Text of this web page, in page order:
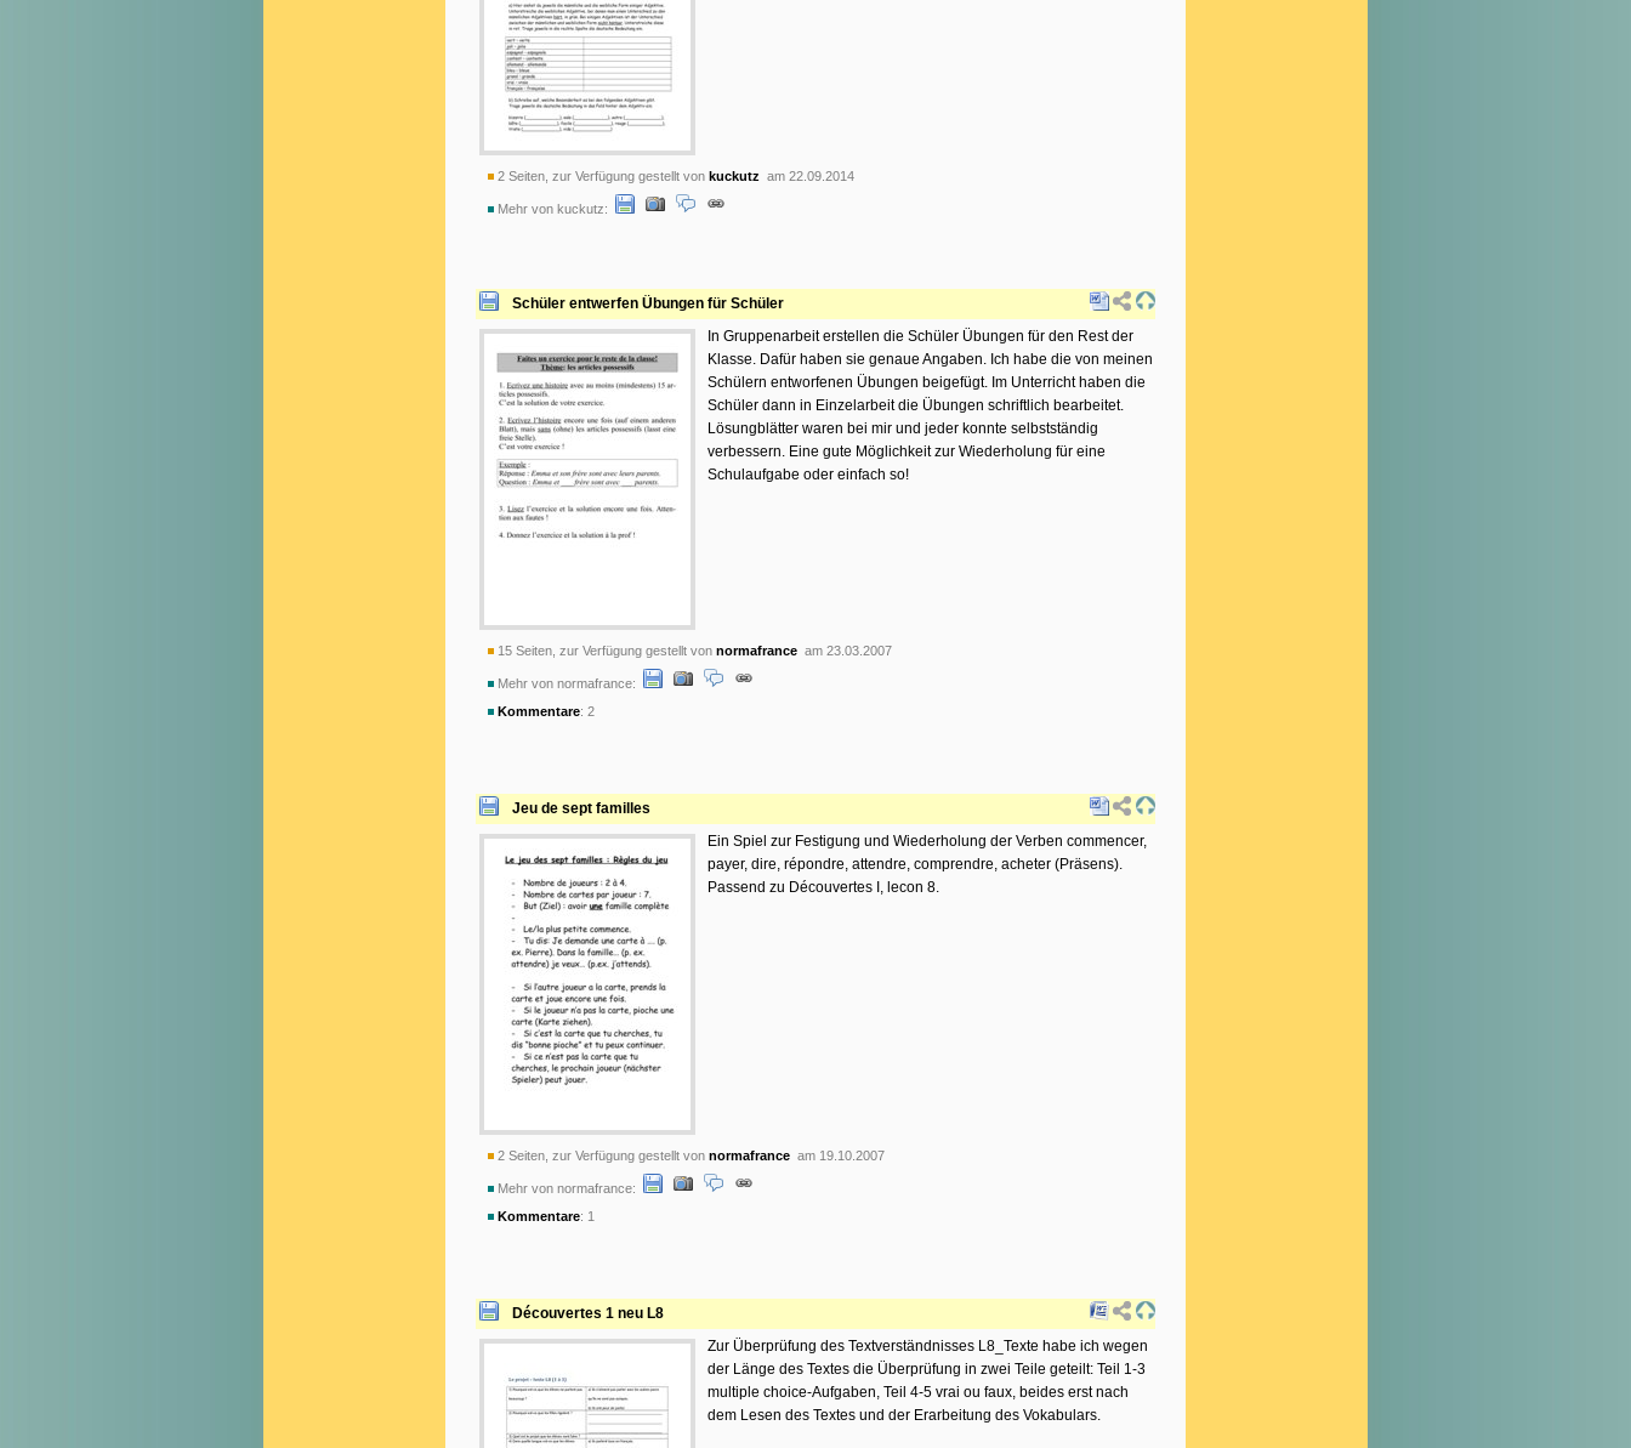
2 Seiten, zur Verfügung gestellt von kuckutz am 22.09.2014
Mehr von kuckutz:
Schüler entwerfen Übungen für Schüler
In Gruppenarbeit erstellen die Schüler Übungen für den Rest der
Klasse. Dafür haben sie genaue Angaben. Ich habe die von meinen
Schülern entworfenen Übungen beigefügt. Im Unterricht haben die
Schüler dann in Einzelarbeit die Übungen schriftlich bearbeitet.
Lösungblätter waren bei mir und jeder konnte selbstständig
verbessern. Eine gute Möglichkeit zur Wiederholung für eine
Schulaufgabe oder einfach so!
15 Seiten, zur Verfügung gestellt von normafrance am 23.03.2007
Mehr von normafrance:
Kommentare: 2
Jeu de sept familles
Ein Spiel zur Festigung und Wiederholung der Verben commencer,
payer, dire, répondre, attendre, comprendre, acheter (Präsens).
Passend zu Découvertes I, lecon 8.
2 Seiten, zur Verfügung gestellt von normafrance am 19.10.2007
Mehr von normafrance:
Kommentare: 1
Découvertes 1 neu L8
Zur Überprüfung des Textverständnisses L8_Texte habe ich wegen
der Länge des Textes die Überprüfung in zwei Teile geteilt: Teil 1-3
multiple choice-Aufgaben, Teil 4-5 vrai ou faux, beides erst nach
dem Lesen des Textes und der Erarbeitung des Vokabulars.